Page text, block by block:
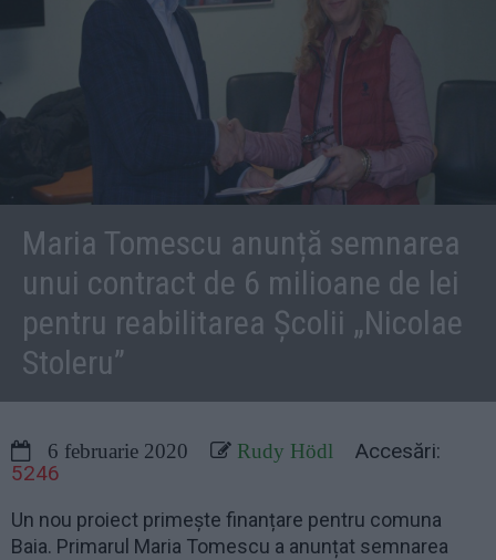
Maria Tomescu anunță semnarea
unui contract de 6 milioane de lei
pentru reabilitarea Școlii „Nicolae
Stoleru”
6 februarie 2020 Rudy Hödl
Accesări:
5246
Un nou proiect primește finanțare pentru comuna
Baia. Primarul Maria Tomescu a anunțat semnarea